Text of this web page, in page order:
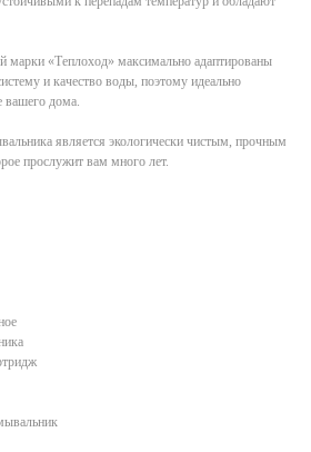
марки «Теплоход» максимально адаптированы
и качество воды, поэтому идеально
вашего дома.
является экологически чистым, прочным
прослужит вам много лет.